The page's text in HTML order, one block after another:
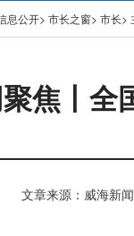
息公开> 市长之窗> 市长>
焦丨全
文章来源：威海新